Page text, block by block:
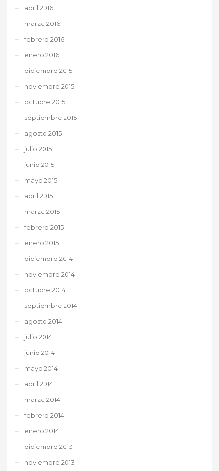
abril 2016
marzo 2016
febrero 2016
enero 2016
diciembre 2015
noviembre 2015
octubre 2015
septiembre 2015
agosto 2015
julio 2015
junio 2015
mayo 2015
abril 2015
marzo 2015
febrero 2015
enero 2015
diciembre 2014
noviembre 2014
octubre 2014
septiembre 2014
agosto 2014
julio 2014
junio 2014
mayo 2014
abril 2014
marzo 2014
febrero 2014
enero 2014
diciembre 2013
noviembre 2013